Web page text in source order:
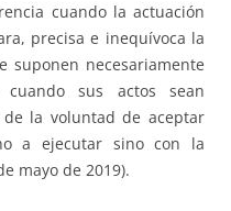
cuando la actuación
precisa e inequívoca la
suponen necesariamente
sus actos sean
la voluntad de aceptar
a ejecutar sino con la
mayo de 2019).